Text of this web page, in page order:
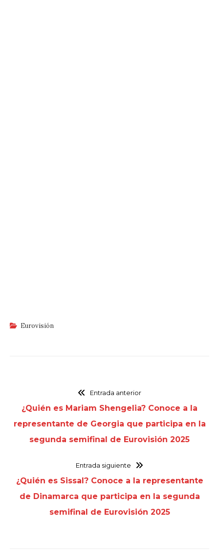
Eurovisión
Entrada anterior
¿Quién es Mariam Shengelia? Conoce a la
representante de Georgia que participa en la
segunda semifinal de Eurovisión 2025
Entrada siguiente
¿Quién es Sissal? Conoce a la representante
de Dinamarca que participa en la segunda
semifinal de Eurovisión 2025